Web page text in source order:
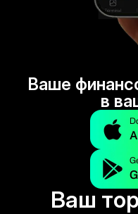
Ваше
в
Ваш